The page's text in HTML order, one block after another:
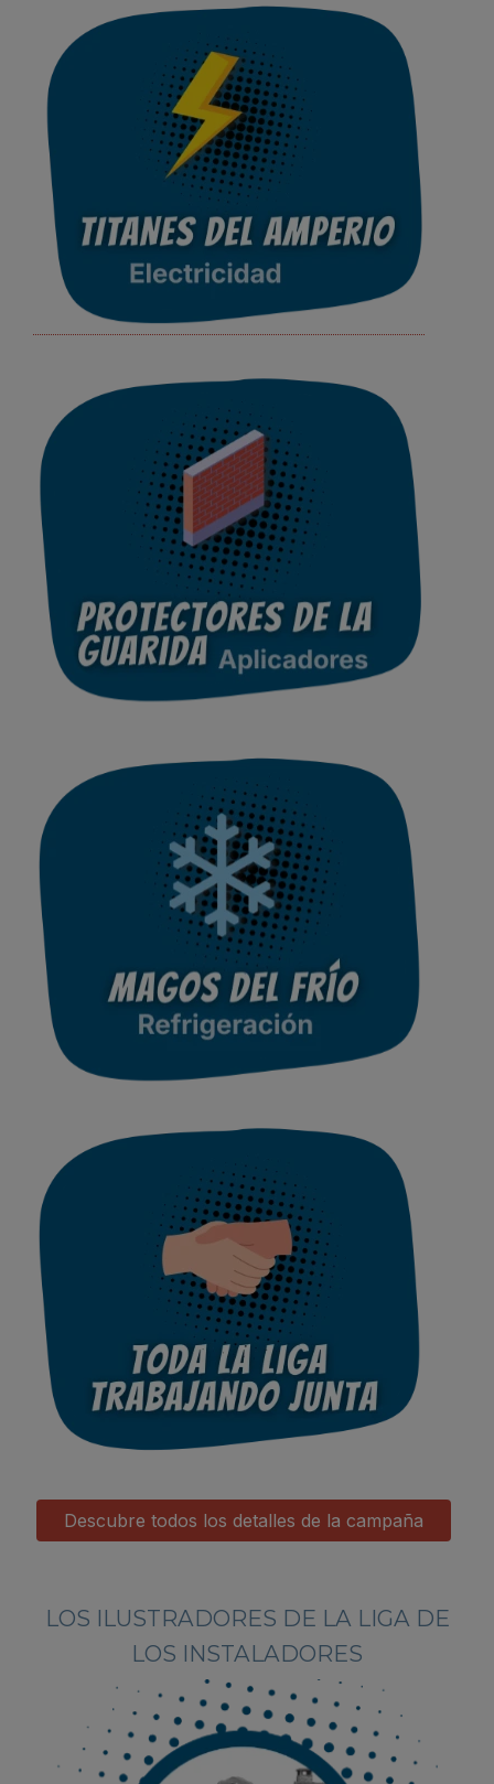
Descubre todos los detalles de la campaña
LOS ILUSTRADORES DE LA LIGA DE
LOS INSTALADORES